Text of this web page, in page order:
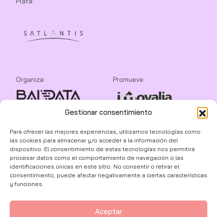
Gestionar consentimiento
Para ofrecer las mejores experiencias, utilizamos tecnologías como
las cookies para almacenar y/o acceder a la información del
dispositivo. El consentimiento de estas tecnologías nos permitirá
procesar datos como el comportamiento de navegación o las
identificaciones únicas en este sitio. No consentir o retirar el
consentimiento, puede afectar negativamente a ciertas características
y funciones.
Aceptar
Organiza: Promueve:
Colaboran: